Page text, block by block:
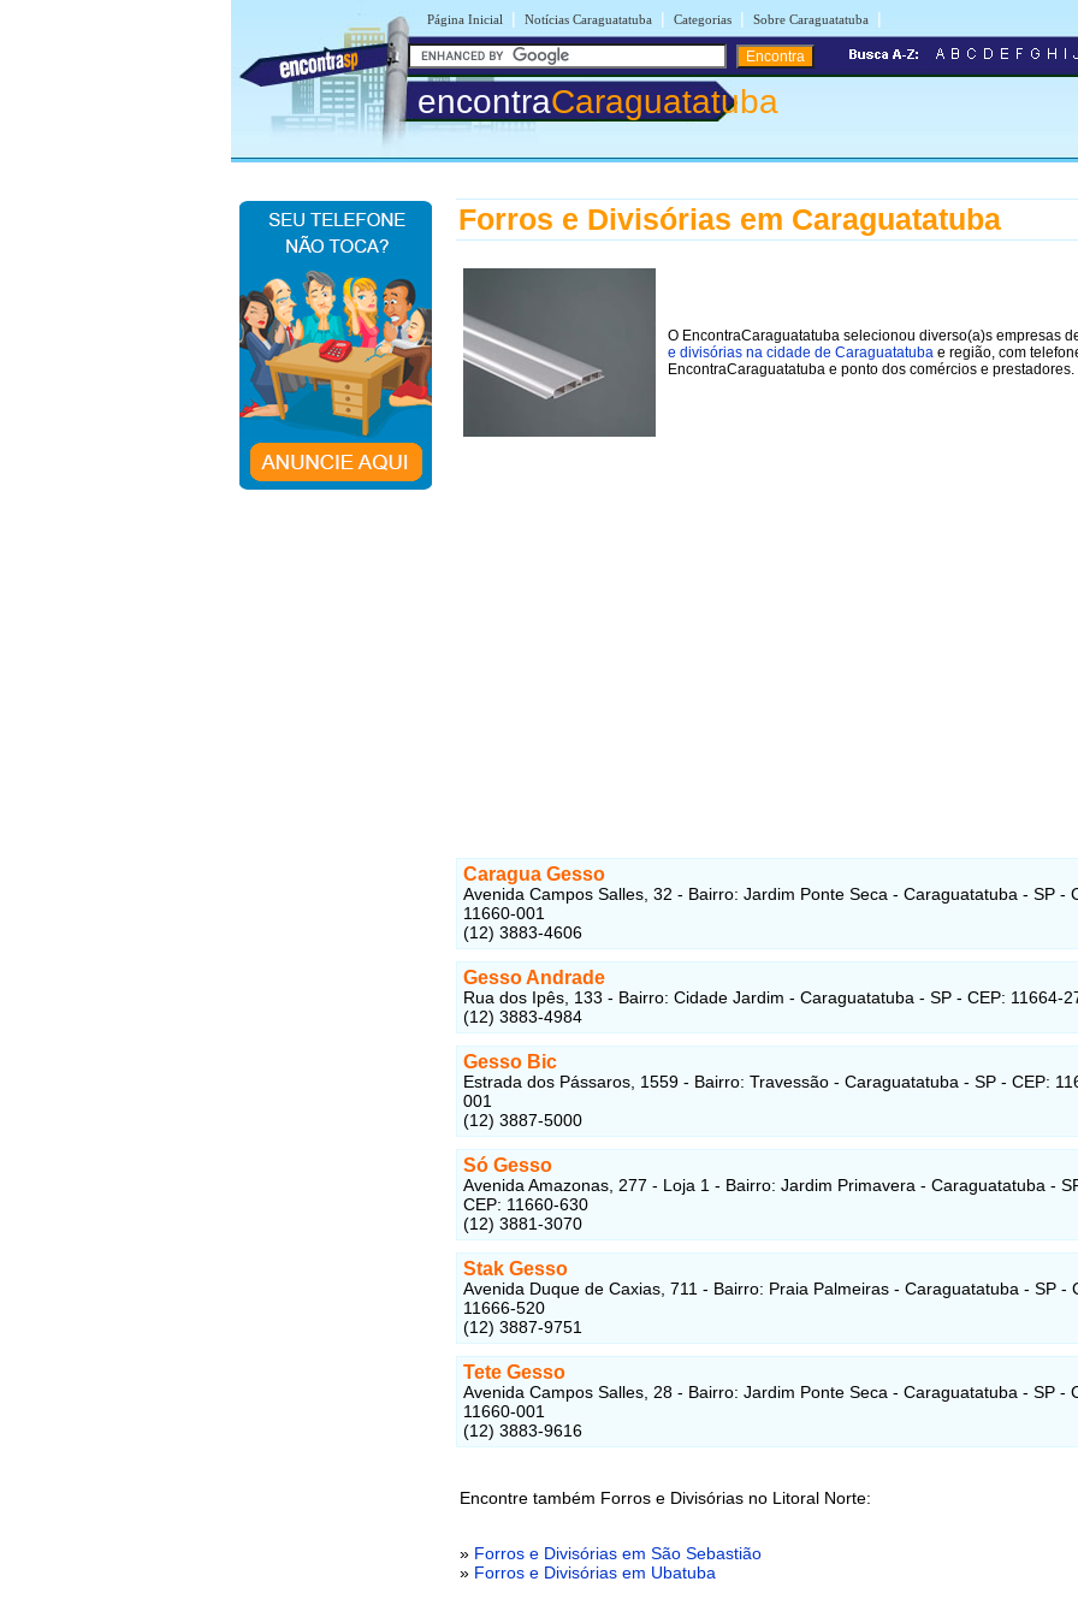
Página Inicial | Notícias Caraguatatuba | Categorias | Sobre Caraguatatuba |
encontraCaraguatatuba
Forros e Divisórias em Caraguatatuba
O EncontraCaraguatatuba selecionou diverso(a)s empresas
e divisórias na cidade de Caraguatatuba e região, com
EncontraCaraguatatuba e ponto dos comércios e prestadores.
Caragua Gesso
Avenida Campos Salles, 32 - Bairro: Jardim Ponte Seca - Caraguatatuba - SP -
11660-001
(12) 3883-4606
Gesso Andrade
Rua dos Ipês, 133 - Bairro: Cidade Jardim - Caraguatatuba - SP - CEP: 11664-
(12) 3883-4984
Gesso Bic
Estrada dos Pássaros, 1559 - Bairro: Travessão - Caraguatatuba - SP - CEP:
001
(12) 3887-5000
Só Gesso
Avenida Amazonas, 277 - Loja 1 - Bairro: Jardim Primavera - Caraguatatuba -
CEP: 11660-630
(12) 3881-3070
Stak Gesso
Avenida Duque de Caxias, 711 - Bairro: Praia Palmeiras - Caraguatatuba - SP -
11666-520
(12) 3887-9751
Tete Gesso
Avenida Campos Salles, 28 - Bairro: Jardim Ponte Seca - Caraguatatuba - SP -
11660-001
(12) 3883-9616
Encontre também Forros e Divisórias no Litoral Norte:
» Forros e Divisórias em São Sebastião
» Forros e Divisórias em Ubatuba